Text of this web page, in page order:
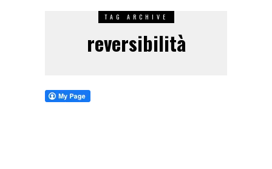
TAG ARCHIVE
reversibilità